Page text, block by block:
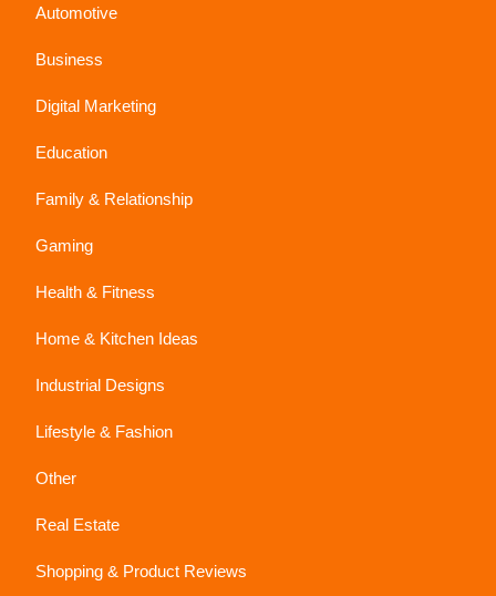
Automotive
Business
Digital Marketing
Education
Family & Relationship
Gaming
Health & Fitness
Home & Kitchen Ideas
Industrial Designs
Lifestyle & Fashion
Other
Real Estate
Shopping & Product Reviews